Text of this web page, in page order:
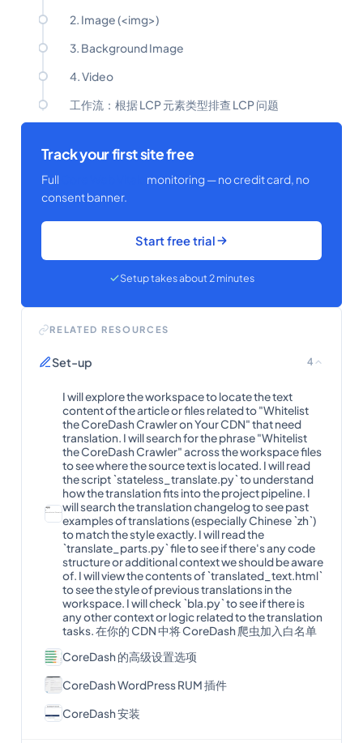
2. Image (<img>)
3. Background Image
4. Video
工作流：根据 LCP 元素类型排查 LCP 问题
Track your first site free
Full
monitoring — no credit card, no
consent banner.
Start free trial
Setup takes about 2 minutes
RELATED RESOURCES
Set-up 4
I will explore the workspace to locate the text
content of the article or files related to "Whitelist
the CoreDash Crawler on Your CDN" that need
translation. I will search for the phrase "Whitelist
the CoreDash Crawler" across the workspace files
to see where the source text is located. I will read
the script `stateless_translate.py` to understand
how the translation fits into the project pipeline. I
will search the translation changelog to see past
examples of translations (especially Chinese `zh`)
to match the style exactly. I will read the
`translate_parts.py` file to see if there's any code
structure or additional context we should be aware
of. I will view the contents of `translated_text.html`
to see the style of previous translations in the
workspace. I will check `bla.py` to see if there is
any other context or logic related to the translation
tasks. 在你的 CDN 中将 CoreDash 爬虫加入白名单
CoreDash 的高级设置选项
CoreDash WordPress RUM 插件
CoreDash 安装